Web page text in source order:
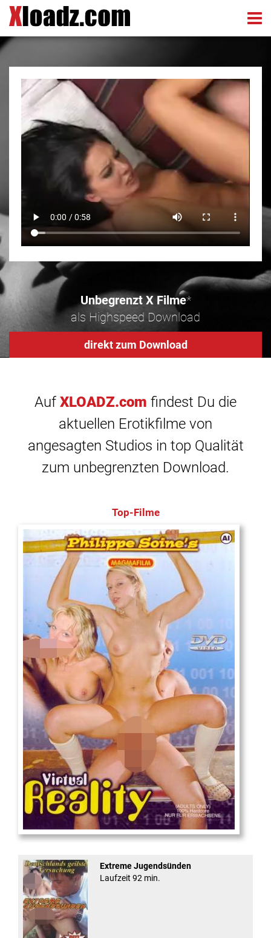
Unbegrenzt X Filme*
als Highspeed Download
direkt zum Download
Auf XLOADZ.com findest Du die
aktuellen Erotikfilme von
angesagten Studios in top Qualität
zum unbegrenzten Download.
Top-Filme
Virtual Reality
Extreme Jugendsünden
Laufzeit 92 min.